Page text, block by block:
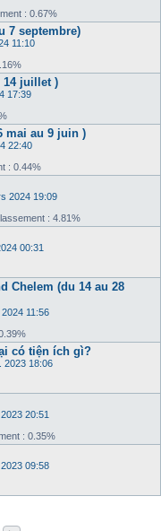
: 0.67%
7 septembre)
11:10
14 juillet )
17:39
mai au 9 juin )
22:40
: 0.44%
2024 19:09
: 4.81%
00:31
Chelem (du 14 au 28
11:56
có tiện ích gì?
2023 18:06
20:51
: 0.35%
09:58